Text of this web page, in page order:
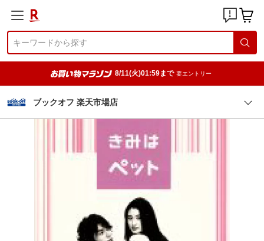
8/11(火)01:59まで 要エントリー
ブックオフ 楽天市場店